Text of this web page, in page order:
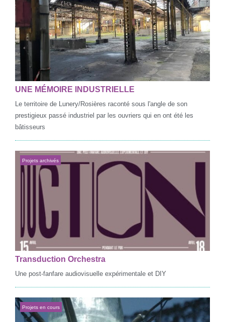
UNE MÉMOIRE INDUSTRIELLE
Le territoire de Lunery/Rosières raconté sous l'angle de son
prestigieux passé industriel par les ouvriers qui en ont été les
bâtisseurs
Projets archivés
Transduction Orchestra
Une post-fanfare audiovisuelle expérimentale et DIY
Projets en cours